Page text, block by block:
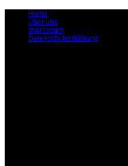
Home
Über uns
Impressum
Datenschutzerklärung